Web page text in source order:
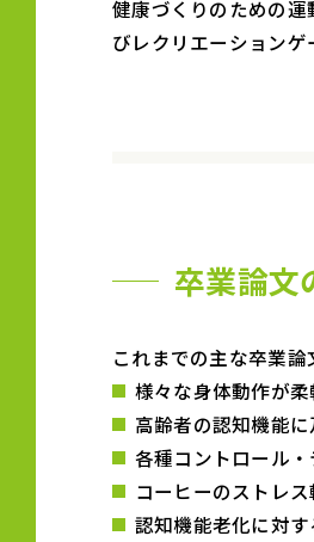
健康づくりのための
びレクリエーションゲ
卒業論文
これまでの主な卒業論
様々な身体動作が
高齢者の認知機能
各種コントロール
コーヒーのストレ
認知機能老化に対